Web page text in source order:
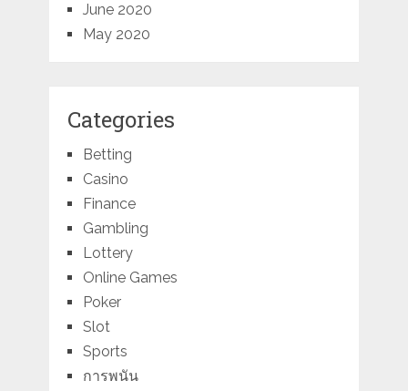
June 2020
May 2020
Categories
Betting
Casino
Finance
Gambling
Lottery
Online Games
Poker
Slot
Sports
การพนัน